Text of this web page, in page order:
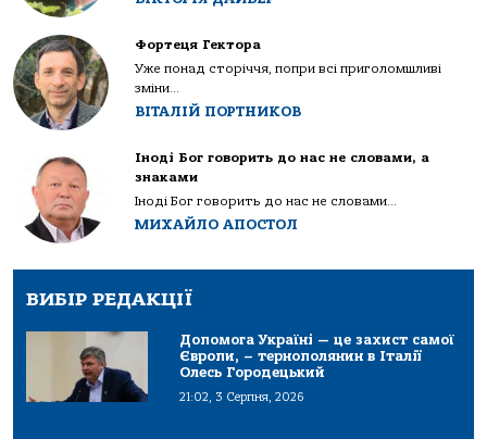
Фортеця Гектора
Уже понад сторіччя, попри всі приголомшливі
зміни...
ВІТАЛІЙ ПОРТНИКОВ
Іноді Бог говорить до нас не словами, а
знаками
Іноді Бог говорить до нас не словами...
МИХАЙЛО АПОСТОЛ
ВИБІР РЕДАКЦІЇ
Допомога Україні — це захист самої
Європи, – тернополянин в Італії
Олесь Городецький
21:02, 3 Серпня, 2026